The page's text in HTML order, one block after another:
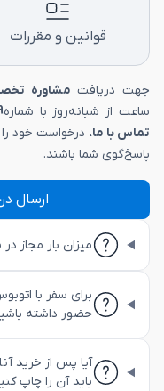
قوانین و مقررات
جهت دریافت مشاوره
ساعت از شبانه‌روز با شماره
تماس با ما، درخواست خود
پاسخ‌گوی شما باشند.
ارسال
میزان بار مجاز
برای سفر با
حضور داشته
آیا پس از خرید
باید آن را چاپ